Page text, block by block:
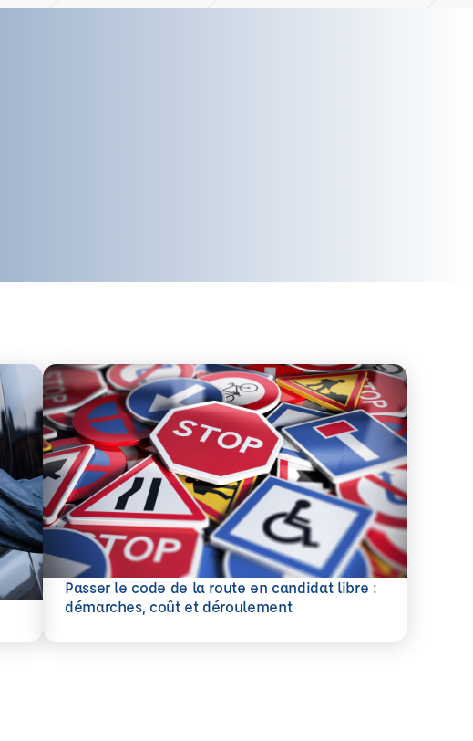
Passer le code de la route en candidat libre :
démarches, coût et déroulement
En savoir plus